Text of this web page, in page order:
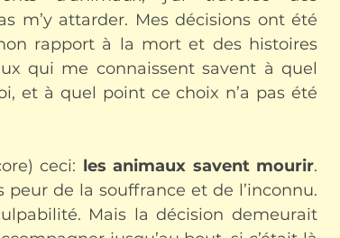
m’y attarder. Mes décisions ont été
rapport à la mort et des histoires
qui me connaissent savent à quel
et à quel point ce choix n’a pas été
ceci: les animaux savent mourir.
peur de la souffrance et de l’inconnu.
Mais la décision demeurait